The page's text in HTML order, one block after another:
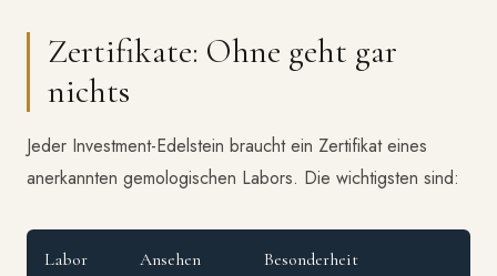
Zertifikate: Ohne geht gar
nichts
Jeder Investment-Edelstein braucht ein Zertifikat eines
anerkannten gemologischen Labors. Die wichtigsten sind:
Labor Ansehen Besonderheit